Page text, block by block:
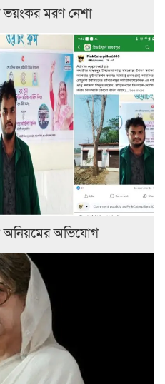
মরণ নেশা
অনিয়মের অভিযোগ